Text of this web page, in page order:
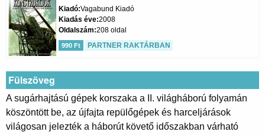
Kiadó Vagabund Kiadó
Kiadás éve 2008
Oldalszám 208 oldal
990 Ft PARTNER RAKTÁRBAN
Fülszöveg
A sugárhajtású gépek korszaka a II. világháború folyamán
köszöntött be, az újfajta repülőgépek és harceljárások
világosan jelezték a háborút követő időszakban várható